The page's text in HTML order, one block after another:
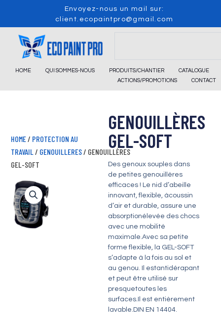
content
Envoyez-nous un mail sur:
client.ecopaintpro@gmail.com
HOME QUI SOMMES-NOUS PRODUITS/CHANTIER
CATALOGUE
ACTIONS/PROMOTIONS
CONTACT
GENOUILLÈRES
GEL-SOFT
Des genoux souples dans
de petites genouillères
efficaces ! Le nid d’abeille
innovant, flexible, àcoussin
d’air et durable, assure une
absorptionélevée des chocs
avec une mobilité
maximale.Avec sa petite
forme flexible, la GEL-SOFT
s’adapte à la fois au sol et
au genou. Il estantidérapant
et peut être utilisé sur
presquetoutes les
surfaces.Il est entièrement
lavable.DIN EN 14404.
HOME / PROTECTION AU
TRAVAIL / GENOUILLERES / GENOUILLÈRES
GEL-SOFT